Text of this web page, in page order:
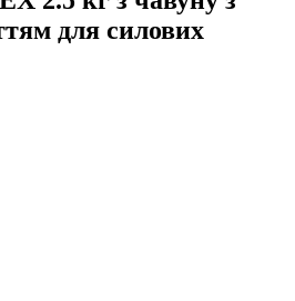
для силових